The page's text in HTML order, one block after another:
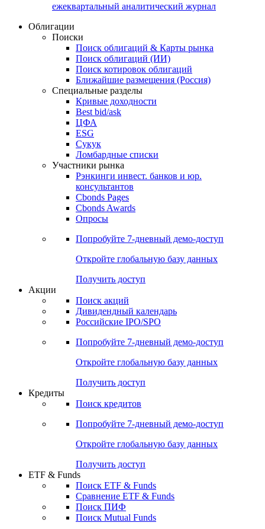
ежеквартальный аналитический журнал
Облигации
Поиски
Поиск облигаций & Карты рынка
Поиск облигаций (ИИ)
Поиск котировок облигаций
Ближайшие размещения (Россия)
Специальные разделы
Кривые доходности
Best bid/ask
ЦФА
ESG
Сукук
Ломбардные списки
Участники рынка
Рэнкинги инвест. банков и юр.
консультантов
Cbonds Pages
Cbonds Awards
Опросы
Попробуйте 7-дневный демо-доступ
Откройте глобальную базу данных
Получить доступ
Акции
Поиск акций
Дивидендный календарь
Российские IPO/SPO
Попробуйте 7-дневный демо-доступ
Откройте глобальную базу данных
Получить доступ
Кредиты
Поиск кредитов
Попробуйте 7-дневный демо-доступ
Откройте глобальную базу данных
Получить доступ
ETF & Funds
Поиск ETF & Funds
Сравнение ETF & Funds
Поиск ПИФ
Поиск Mutual Funds